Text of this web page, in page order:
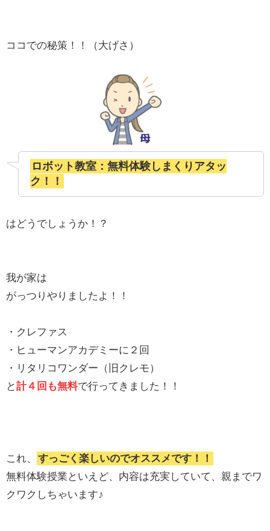
ココでの秘策！！（大げさ）
ロボット教室：無料体験しまくりアタッ
ク！！
はどうでしょうか！？
我が家は
がっつりやりましたよ！！
・クレファス
・ヒューマンアカデミーに２回
・リタリコワンダー（旧クレモ）
と計４回も無料で行ってきました！！
これ、
すっごく楽しいのでオススメです！！
無料体験授業といえど、内容は充実していて、親までワ
クワクしちゃいます♪